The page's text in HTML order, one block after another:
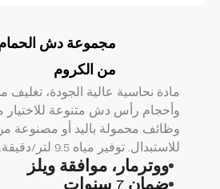
مجموعة دش الحمام
من الكروم
مادة نحاسية عالية الجودة،
وظائف محمولة باليد أو مصنوعة
للاستبدال. توفير مياه 9.5 لتر/دقيقة.
ووترمار، موافقة ويلز
ضمان 7 سنوات